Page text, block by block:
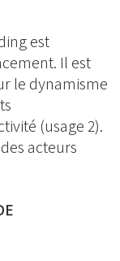
est
Il est
le dynamisme
(usage 2).
acteurs